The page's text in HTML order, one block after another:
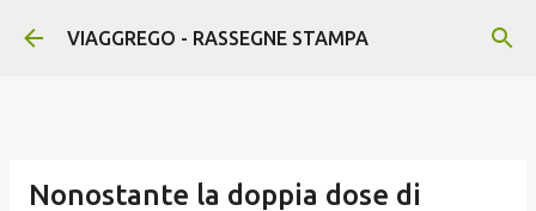
Passa ai contenuti principali
VIAGGREGO - RASSEGNE STAMPA
Nonostante la doppia dose di